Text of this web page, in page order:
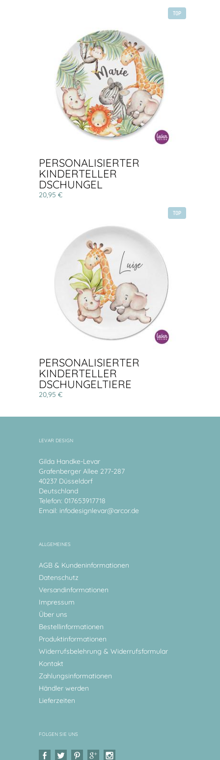
TOP
PERSONALISIERTER
KINDERTELLER
DSCHUNGEL
20,95 €
TOP
PERSONALISIERTER
KINDERTELLER
DSCHUNGELTIERE
20,95 €
LEVAR DESIGN
Gilda Handke-Levar
Grafenberger Allee 277-287
40237 Düsseldorf
Deutschland
Telefon: 017653917718
Email: infodesignlevar@arcor.de
ALLGEMEINES
AGB & Kundeninformationen
Datenschutz
Versandinformationen
Impressum
Über uns
Bestellinformationen
Produktinformationen
Widerrufsbelehrung & Widerrufsformular
Kontakt
Zahlungsinformationen
Händler werden
Lieferzeiten
FOLGEN SIE UNS